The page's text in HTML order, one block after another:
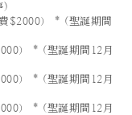
)
$2000） * (聖誕期間
） * (聖誕期間12月
） * (聖誕期間12月
） * (聖誕期間12月